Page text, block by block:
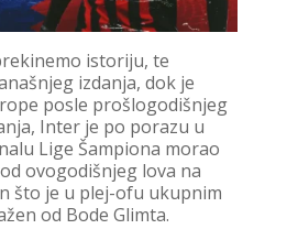
istoriju, te
izdanja, dok je
posle prošlogodišnjeg
Inter je po porazu u
Lige Šampiona morao
ovogodišnjeg lova na
što je u plej-ofu ukupnim
od Bode Glimta.